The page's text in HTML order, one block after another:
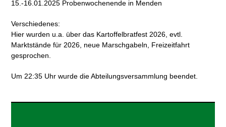
15.-16.01.2025 Probenwochenende in Menden
Verschiedenes:
Hier wurden u.a. über das Kartoffelbratfest 2026, evtl.
Marktstände für 2026, neue Marschgabeln, Freizeitfahrt
gesprochen.
Um 22:35 Uhr wurde die Abteilungsversammlung beendet.